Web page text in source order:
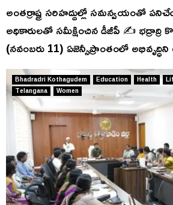
అంతర్రాష్ట్ర సరిహద్దుల్లో సమన్వయంతో
అధికారులతో సమీక్షించిన డీజీపీ ✍️ భద్రాద్రి
(నవంబరు 11) ఏజెన్సీప్రాంతంలో అభివృద్ధిని
Bhadradri Kothagudem Education Health
Telangana
Women